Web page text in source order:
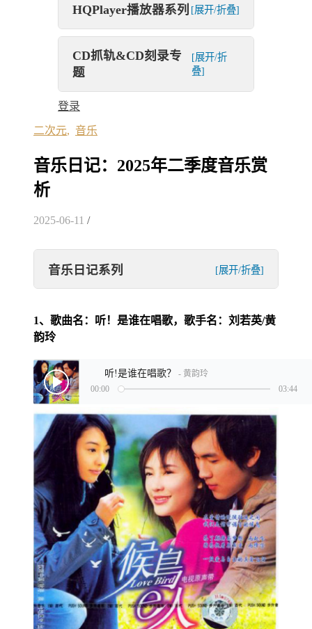
HQPlayer播放器系列 [展开/折叠]
CD抓轨&CD刻录专
题
[展开/折
叠]
登录
二次元, 音乐
音乐日记：2025年二季度音乐赏
析
2025-06-11 /
音乐日记系列 [展开/折叠]
1、歌曲名：听！是谁在唱歌，歌手名：刘若英/黄
韵玲